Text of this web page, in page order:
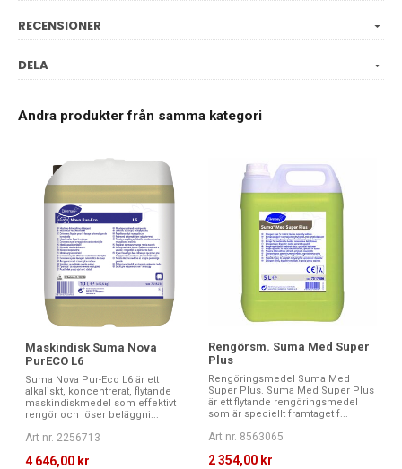
RECENSIONER
DELA
Andra produkter från samma kategori
Maskindisk Suma Nova
PurECO L6
Suma Nova Pur-Eco L6 är ett
alkaliskt, koncentrerat, flytande
maskindiskmedel som effektivt
rengör och löser beläggni...
Art nr. 2256713
4 646,00 kr
Rengörsm. Suma Med Super
Plus
Rengöringsmedel Suma Med
Super Plus. Suma Med Super Plus
är ett flytande rengöringsmedel
som är speciellt framtaget f...
Art nr. 8563065
2 354,00 kr